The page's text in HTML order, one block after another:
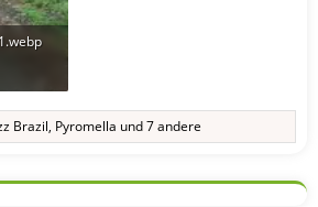
Brazil, Pyromella und 7 andere